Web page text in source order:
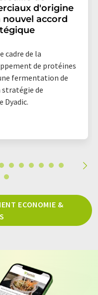
d'origine
nouvel accord
cadre de la
de protéines
fermentation de
de
Dyadic.
ECONOMIE &